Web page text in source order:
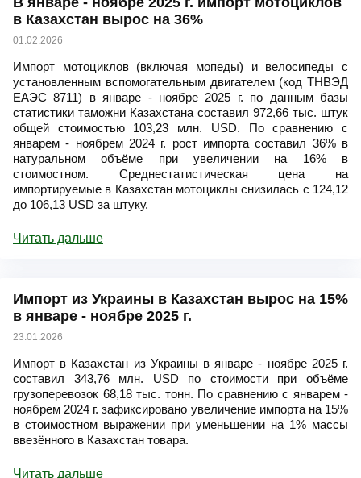
в Казахстан вырос на 36%
01.02.2026
Импорт мотоциклов (включая мопеды) и велосипеды с
установленным вспомогательным двигателем (код ТНВЭД
ЕАЭС 8711) в январе - ноябре 2025 г. по данным базы
статистики таможни Казахстана составил 972,66 тыс. штук
общей стоимостью 103,23 млн. USD. По сравнению с
январем - ноябрем 2024 г. рост импорта составил 36% в
натуральном объёме при увеличении на 16% в
стоимостном. Среднестатистическая цена на
импортируемые в Казахстан мотоциклы снизилась с 124,12
до 106,13 USD за штуку.
Читать дальше
Импорт из Украины в Казахстан вырос на 15%
в январе - ноябре 2025 г.
23.01.2026
Импорт в Казахстан из Украины в январе - ноябре 2025 г.
составил 343,76 млн. USD по стоимости при объёме
грузоперевозок 68,18 тыс. тонн. По сравнению с январем -
ноябрем 2024 г. зафиксировано увеличение импорта на 15%
в стоимостном выражении при уменьшении на 1% массы
ввезённого в Казахстан товара.
Читать дальше